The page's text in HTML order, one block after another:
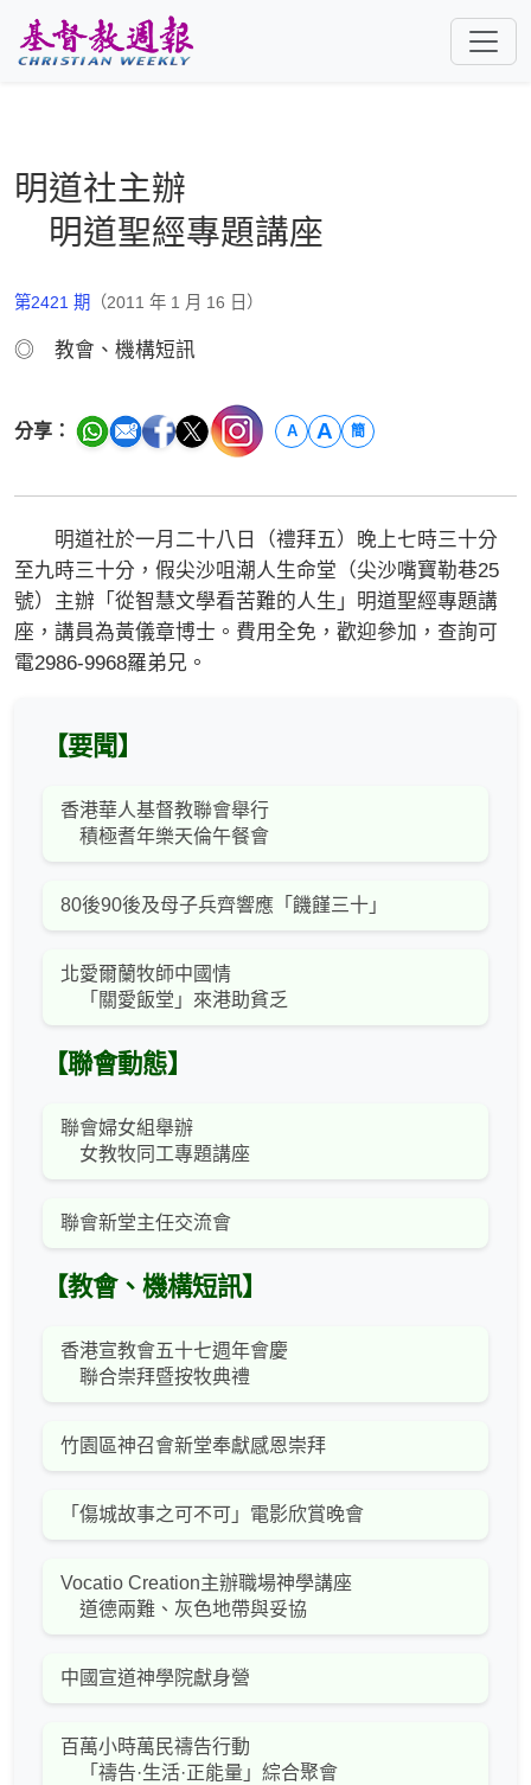
明道社主辦
明道聖經專題講座
第2421 期 （2011 年 1 月 16 日）
◎ 教會、機構短訊
分享： A A 簡
明道社於一月二十八日（禮拜五）晚上七時三十分
至九時三十分，假尖沙咀潮人生命堂（尖沙嘴寶勒巷25
號）主辦「從智慧文學看苦難的人生」明道聖經專題講
座，講員為黃儀章博士。費用全免，歡迎參加，查詢可
電2986-9968羅弟兄。
【要聞】
香港華人基督教聯會舉行
積極耆年樂天倫午餐會
80後90後及母子兵齊響應「饑饉三十」
北愛爾蘭牧師中國情
「關愛飯堂」來港助貧乏
【聯會動態】
聯會婦女組舉辦
女教牧同工專題講座
聯會新堂主任交流會
【教會、機構短訊】
香港宣教會五十七週年會慶
聯合崇拜暨按牧典禮
竹園區神召會新堂奉獻感恩崇拜
「傷城故事之可不可」電影欣賞晚會
Vocatio Creation主辦職場神學講座
道德兩難、灰色地帶與妥協
中國宣道神學院獻身營
百萬小時萬民禱告行動
「禱告·生活·正能量」綜合聚會